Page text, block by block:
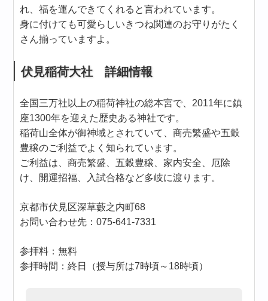
れ、福を運んできてくれると言われています。
身に付けても可愛らしいきつね関連のお守りがたく
さん揃っていますよ。
伏見稲荷大社 詳細情報
全国三万社以上の稲荷神社の総本宮で、2011年に鎮
座1300年を迎えた歴史ある神社です。
稲荷山全体が御神域とされていて、商売繁盛や五穀
豊穣のご利益でよく知られています。
ご利益は、商売繁盛、五穀豊穣、家内安全、厄除
け、開運招福、入試合格など多岐に渡ります。
京都市伏見区深草藪之内町68
お問い合わせ先：075-641-7331
参拝料：無料
参拝時間：終日（授与所は7時頃～18時頃）